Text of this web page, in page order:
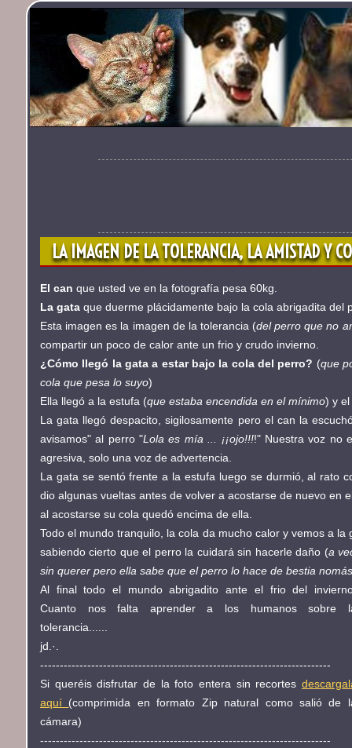
LA IMAGEN DE LA TOLERANCIA, LA AMISTAD Y
El can que usted ve en la fotografía pesa 60kg.
La gata que duerme plácidamente bajo la cola abrigadita del
Esta imagen es la imagen de la tolerancia (del perro que no
compartir un poco de calor ante un frio y crudo invierno.
¿Cómo llegó la gata a estar bajo la cola del perro? (que
cola que pesa lo suyo)
Ella llegó a la estufa (que estaba encendida en el mínimo) y
La gata llegó despacito, sigilosamente pero el can la
avisamos" al perro "Lola es mía ... ¡¡ojo!!!!" Nuestra voz no
agresiva, solo una voz de advertencia.
La gata se sentó frente a la estufa luego se durmió, al rato
dio algunas vueltas antes de volver a acostarse de nuevo en
al acostarse su cola quedó encima de ella.
Todo el mundo tranquilo, la cola da mucho calor y vemos a
sabiendo cierto que el perro la cuidará sin hacerle daño (a
sin querer pero ella sabe que el perro lo hace de bestia
Al final todo el mundo abrigadito ante el frio del
Cuanto nos falta aprender a los humanos sobre
tolerancia......
jd.·.
--------------------------------------------------------------------------
Si queréis disfrutar de la foto entera sin recortes
aquí (comprimida en formato Zip natural como salió de
cámara)
--------------------------------------------------------------------------